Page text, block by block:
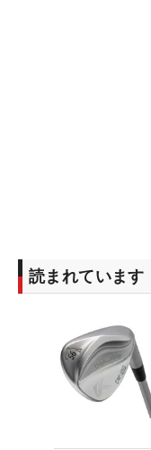
読まれています